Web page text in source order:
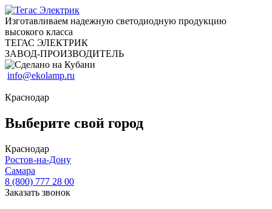
Изготавливаем надежную светодиодную продукцию
высокого класса
ТЕГАС ЭЛЕКТРИК
ЗАВОД-ПРОИЗВОДИТЕЛЬ
info@ekolamp.ru
Краснодар
Выберите свой город
Краснодар
Ростов-на-Дону
Самара
8 (800) 777 28 00
Заказать звонок